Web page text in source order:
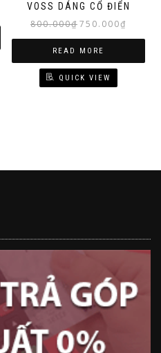
VOSS DÁNG CỔ ĐIỂN
800.000₫ Original
price
was:
800.000₫.
750.000₫
price
750.000₫.
READ MORE
QUICK VIEW